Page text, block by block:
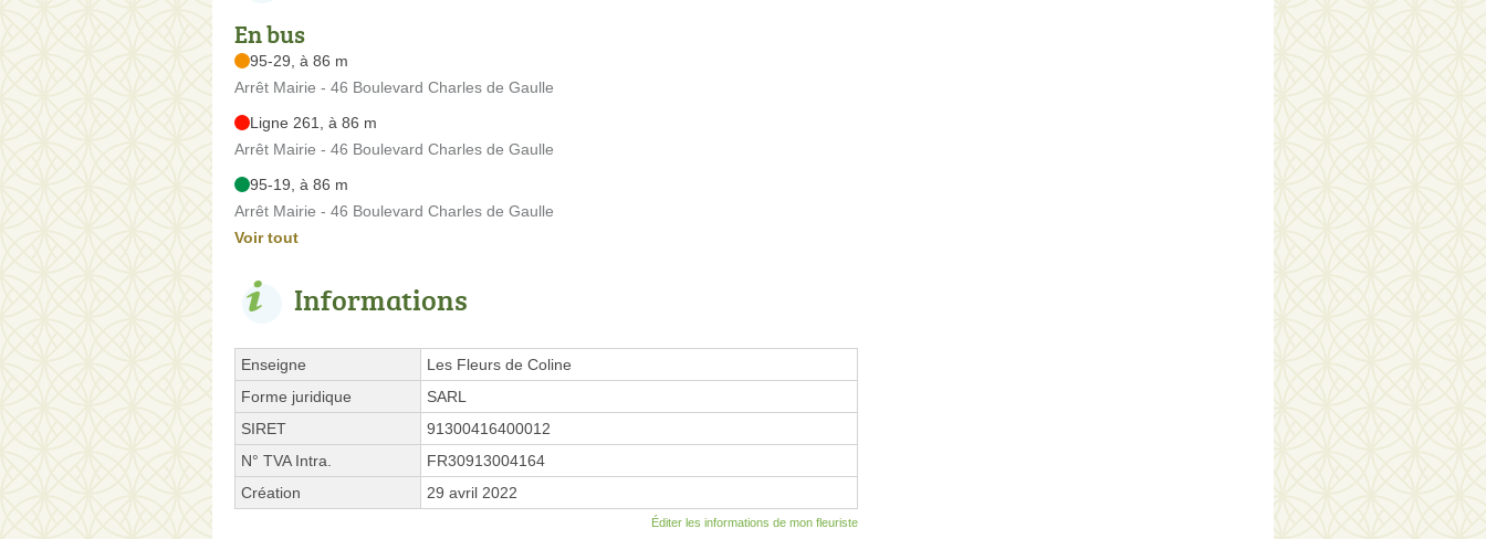
En bus
95-29, à 86 m
Arrêt Mairie - 46 Boulevard Charles de Gaulle
Ligne 261, à 86 m
Arrêt Mairie - 46 Boulevard Charles de Gaulle
95-19, à 86 m
Arrêt Mairie - 46 Boulevard Charles de Gaulle
Voir tout
Informations
Enseigne
Les Fleurs de Coline
Forme juridique
SARL
SIRET
91300416400012
N° TVA Intra.
FR30913004164
Création
29 avril 2022
Éditer les informations de mon fleuriste